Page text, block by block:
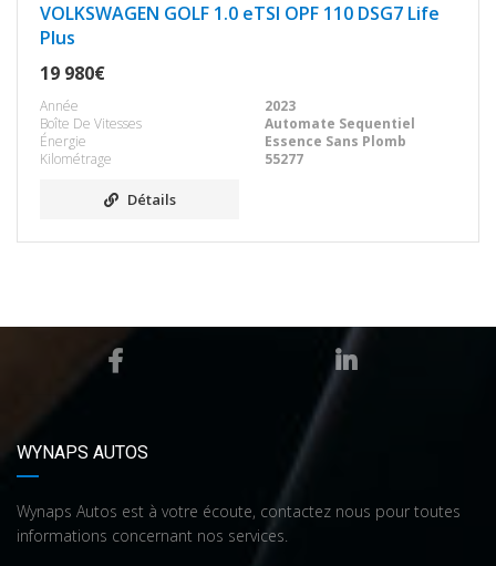
VOLKSWAGEN GOLF 1.0 eTSI OPF 110 DSG7 Life
Plus
19 980€
Année
2023
Boîte De Vitesses
Automate Sequentiel
Énergie
Essence Sans Plomb
Kilométrage
55277
Détails
WYNAPS AUTOS
Wynaps Autos est à votre écoute, contactez nous pour toutes
informations concernant nos services.